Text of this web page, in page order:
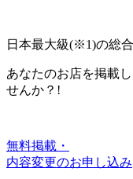
日本最大級(※1)の総
あなたのお店を掲載
せんか？!
無料掲載・
内容変更のお申し込み